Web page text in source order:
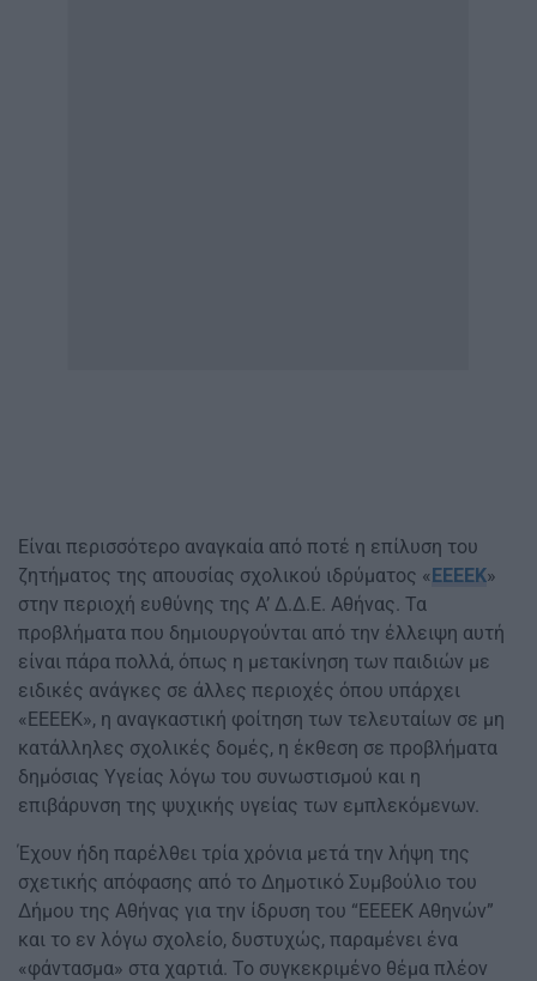
Είναι περισσότερο αναγκαία από ποτέ η επίλυση του
ζητήματος της απουσίας σχολικού ιδρύματος «ΕΕΕΕΚ»
στην περιοχή ευθύνης της Α’ Δ.Δ.Ε. Αθήνας. Τα
προβλήματα που δημιουργούνται από την έλλειψη αυτή
είναι πάρα πολλά, όπως η μετακίνηση των παιδιών με
ειδικές ανάγκες σε άλλες περιοχές όπου υπάρχει
«ΕΕΕΕΚ», η αναγκαστική φοίτηση των τελευταίων σε μη
κατάλληλες σχολικές δομές, η έκθεση σε προβλήματα
δημόσιας Υγείας λόγω του συνωστισμού και η
επιβάρυνση της ψυχικής υγείας των εμπλεκόμενων.
Έχουν ήδη παρέλθει τρία χρόνια μετά την λήψη της
σχετικής απόφασης από το Δημοτικό Συμβούλιο του
Δήμου της Αθήνας για την ίδρυση του “ΕΕΕΕΚ Αθηνών”
και το εν λόγω σχολείο, δυστυχώς, παραμένει ένα
«φάντασμα» στα χαρτιά. Το συγκεκριμένο θέμα πλέον